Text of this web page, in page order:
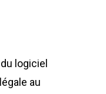
du logiciel
au